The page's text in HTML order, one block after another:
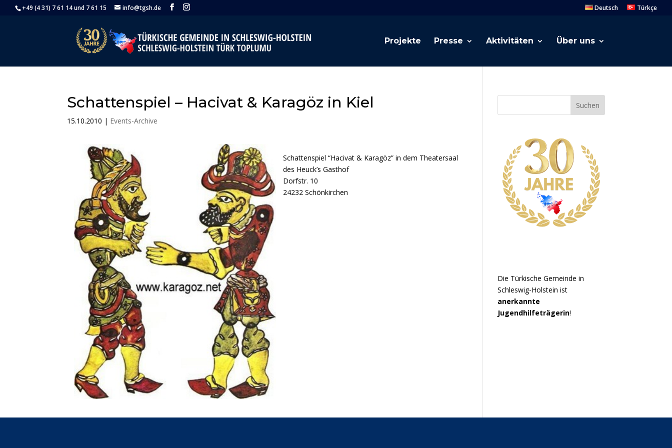
+49 (4 31) 7 61 14 und 7 61 15 info@tgsh.de Deutsch Türkçe
Projekte Presse Aktivitäten Über uns
Schattenspiel – Hacivat & Karagöz in Kiel
15.10.2010 | Events-Archive
Schattenspiel “Hacivat & Karagöz” in dem Theatersaal
des Heuck’s Gasthof
Dorfstr. 10
24232 Schönkirchen
Suchen
Die Türkische Gemeinde in
Schleswig-Holstein ist
anerkannte
Jugendhilfeträgerin!